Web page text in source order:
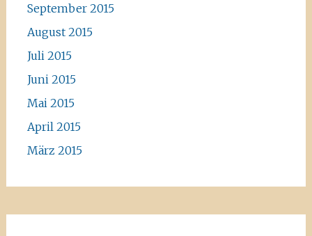
September 2015
August 2015
Juli 2015
Juni 2015
Mai 2015
April 2015
März 2015